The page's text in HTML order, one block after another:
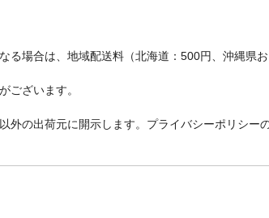
る場合は、地域配送料（北海道：500円、沖縄県
ございます。
の出荷元に開示します。プライバシーポリシー